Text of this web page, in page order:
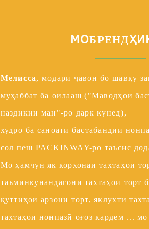
МОБРЕНД
Мелисса, модари ҷавон бо шавқу
муҳаббат ба оилааш ("Маводҳои
наздикии ман"-ро дарк кунед),
худро ба саноати бастабандии
сол пеш PACKINWAY-ро таъсис
Мо ҳамчун як корхонаи тахтаҳои
таъминкунандагони тахтаҳои торт
қуттиҳои арзони торт, яклухти
тахтаҳои нонпазӣ оғоз кардем ...